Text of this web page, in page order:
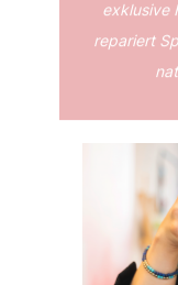
repariert